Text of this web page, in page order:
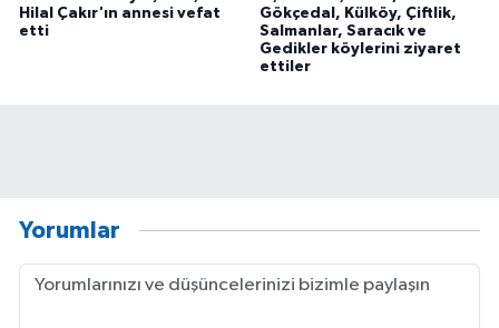
Hilal Çakır'ın annesi vefat
etti
Gökçedal, Külköy, Çiftlik,
Salmanlar, Saracık ve
Gedikler köylerini ziyaret
ettiler
Yorumlar